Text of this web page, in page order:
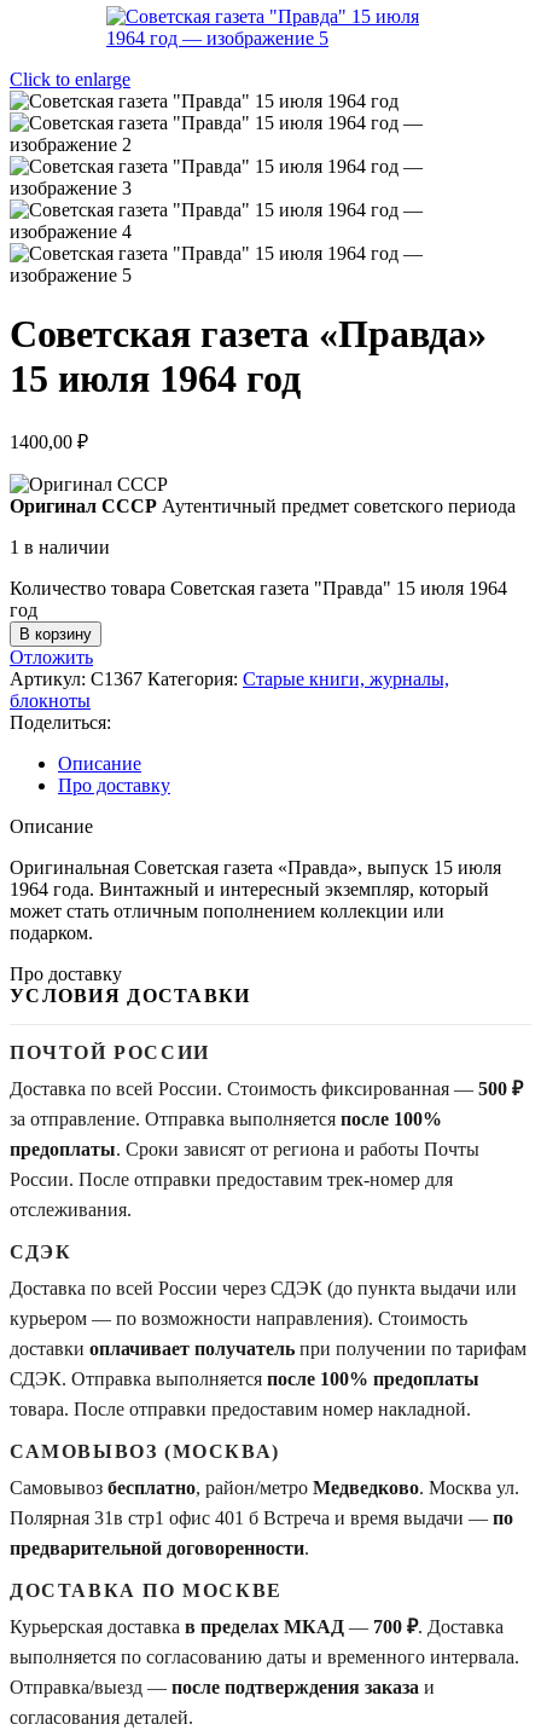
Click to enlarge
Советская газета «Правда»
15 июля 1964 год
1400,00 ₽
Оригинал СССР Аутентичный предмет советского периода
1 в наличии
Количество товара Советская газета "Правда" 15 июля 1964
год
В корзину
Отложить
Артикул: С1367 Категория: Старые книги, журналы,
блокноты
Поделиться:
Описание
Про доставку
Описание
Оригинальная Советская газета «Правда», выпуск 15 июля
1964 года. Винтажный и интересный экземпляр, который
может стать отличным пополнением коллекции или
подарком.
Про доставку
УСЛОВИЯ ДОСТАВКИ
ПОЧТОЙ РОССИИ
Доставка по всей России. Стоимость фиксированная — 500 ₽
за отправление. Отправка выполняется после 100%
предоплаты. Сроки зависят от региона и работы Почты
России. После отправки предоставим трек-номер для
отслеживания.
СДЭК
Доставка по всей России через СДЭК (до пункта выдачи или
курьером — по возможности направления). Стоимость
доставки оплачивает получатель при получении по тарифам
СДЭК. Отправка выполняется после 100% предоплаты
товара. После отправки предоставим номер накладной.
САМОВЫВОЗ (МОСКВА)
Самовывоз бесплатно, район/метро Медведково. Москва ул.
Полярная 31в стр1 офис 401 б Встреча и время выдачи — по
предварительной договоренности.
ДОСТАВКА ПО МОСКВЕ
Курьерская доставка в пределах МКАД — 700 ₽. Доставка
выполняется по согласованию даты и временного интервала.
Отправка/выезд — после подтверждения заказа и
согласования деталей.